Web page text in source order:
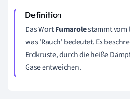
Das WortFumarolestammt vom
was 'Rauch' bedeutet. Es
Erdkruste, durch die heiße
Gase entweichen.